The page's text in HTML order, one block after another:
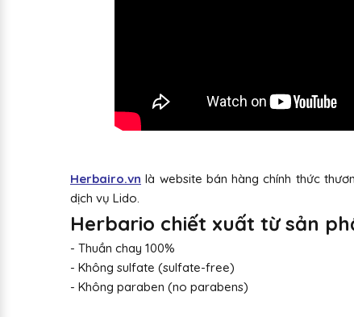
Herbairo.vn là website bán hàng chính thức
dịch vụ Lido.
Herbario chiết xuất từ sản
- Thuần chay 100%
- Không sulfate (sulfate-free)
- Không paraben (no parabens)